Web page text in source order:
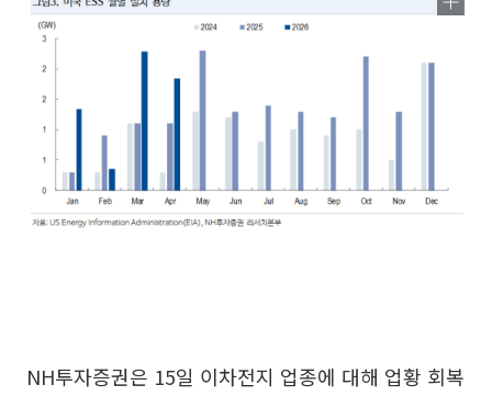
NH투자증권은 15일 이차전지 업종에 대해 업황 회복